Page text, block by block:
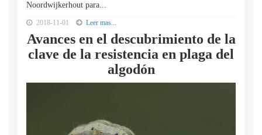
Noordwijkerhout para...
2018-11-01 Leer mas...
Avances en el descubrimiento de la
clave de la resistencia en plaga del
algodón